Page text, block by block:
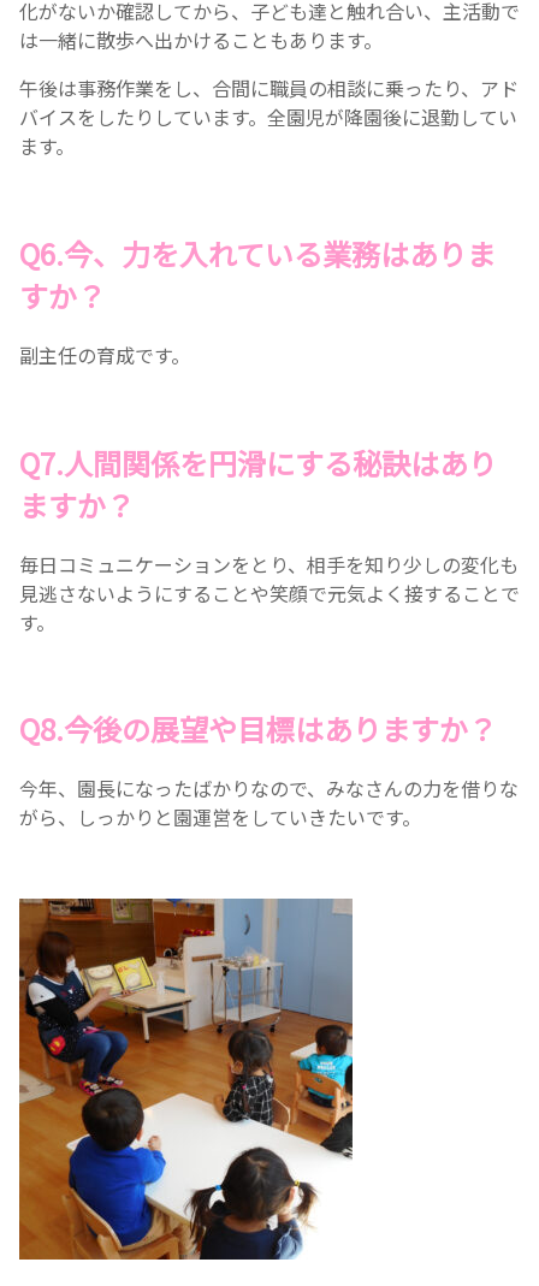
化がないか確認してから、子ども達と触れ合い、主活動で
は一緒に散歩へ出かけることもあります。
午後は事務作業をし、合間に職員の相談に乗ったり、アド
バイスをしたりしています。全園児が降園後に退勤してい
ます。
Q6.今、力を入れている業務はありま
すか？
副主任の育成です。
Q7.人間関係を円滑にする秘訣はあり
ますか？
毎日コミュニケーションをとり、相手を知り少しの変化も
見逃さないようにすることや笑顔で元気よく接することで
す。
Q8.今後の展望や目標はありますか？
今年、園長になったばかりなので、みなさんの力を借りな
がら、しっかりと園運営をしていきたいです。